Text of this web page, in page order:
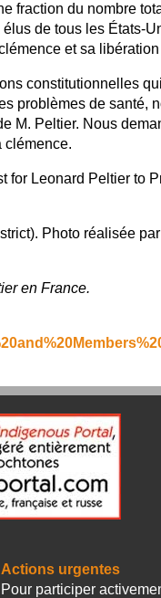
fraction du nombre
de tous les États-
et sa
constitutionnelles
problèmes de santé,
M. Peltier. Nous
clémence.
for Leonard Peltier to
Photo réalisée
en France.
Actions urgentes
Pour participer